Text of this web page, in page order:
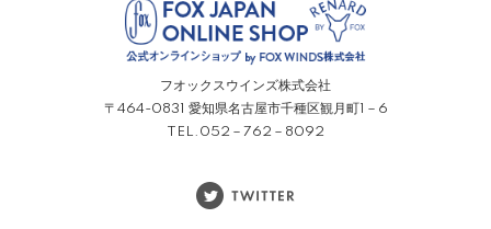
フオックスウインズ株式会社
〒464-0831 愛知県名古屋市千種区観月町1－6
TEL.052－762－8092